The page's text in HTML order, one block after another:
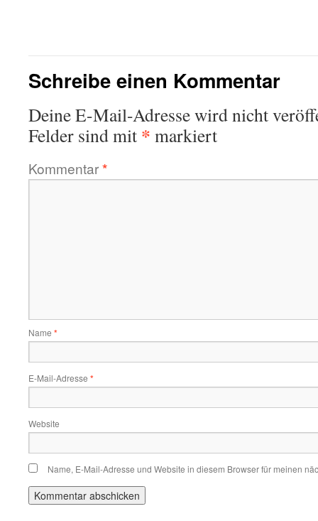
Schreibe einen Kommentar
Deine E-Mail-Adresse wird nicht
Felder sind mit * markiert
Kommentar*
Name *
E-Mail-Adresse *
Website
Name, E-Mail-Adresse und Website in diesem Browser für meinen